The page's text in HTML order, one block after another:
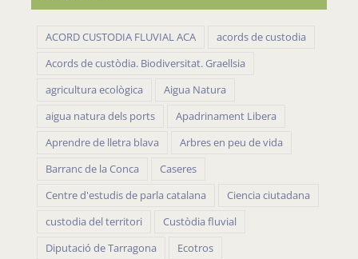
Etiquetes
ACORD CUSTODIA FLUVIAL ACA
acords de custodia
Acords de custòdia. Biodiversitat. Graellsia
agricultura ecològica
Aigua Natura
aigua natura dels ports
Apadrinament Libera
Aprendre de lletra blava
Barranc de la Conca
Caseres
Centre d'estudis de parla catalana
Ciencia ciutadana
custodia del territori
Custòdia fluvial